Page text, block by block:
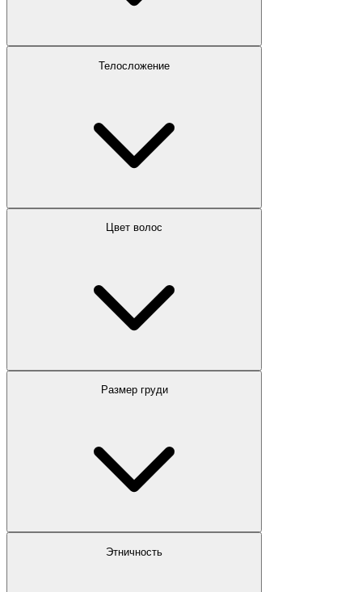
Телосложение
Цвет волос
Размер груди
Этничность